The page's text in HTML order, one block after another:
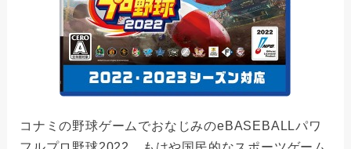
コナミの野球ゲームでおなじみのeBASEBALLパワ